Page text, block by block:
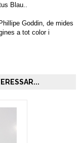
Blau..
Goddin, de mides
a tot color i